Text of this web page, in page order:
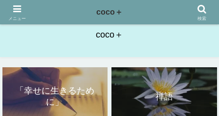
こころにプラス。「幸せに生きるために」
coco＋
「幸せに生きるため
に」
禅語
メニュー
coco＋
検索